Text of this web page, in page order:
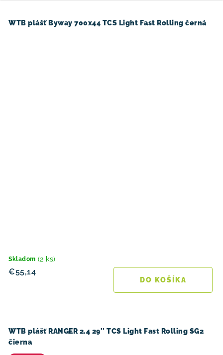
WTB plášť Byway 700x44 TCS Light Fast Rolling černá
Skladom (2 ks)
€55,14
DO KOŠÍKA
WTB plášť RANGER 2.4 29'' TCS Light Fast Rolling SG2
čierna